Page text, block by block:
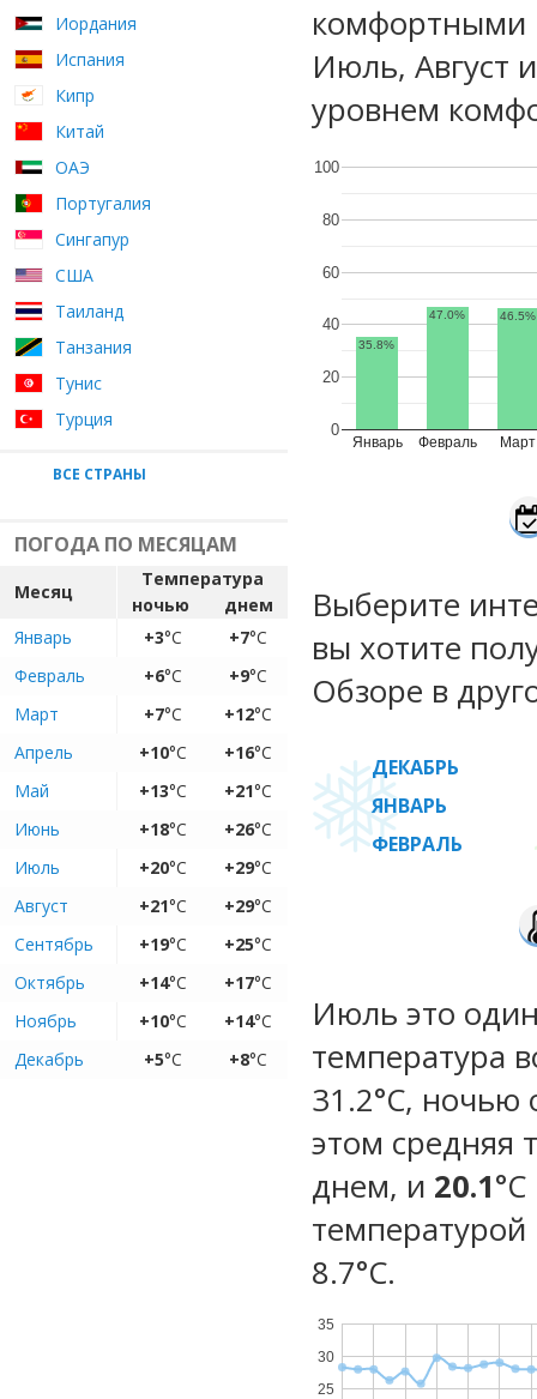
Иордания
Испания
Кипр
Китай
ОАЭ
Португалия
Сингапур
США
Таиланд
Танзания
Тунис
Турция
ВСЕ СТРАНЫ
ПОГОДА ПО МЕСЯЦАМ
Месяц
Температура
ночью
днем
Январь
+3°C +7°C
Февраль
+6°C +9°C
Март
+7°C +12°C
Апрель
+10°C +16°C
Май
+13°C +21°C
Июнь
+18°C +26°C
Июль
+20°C +29°C
Август
+21°C +29°C
Сентябрь
+19°C +25°C
Октябрь
+14°C +17°C
Ноябрь
+10°C +14°C
Декабрь
+5°C +8°C
комфортными
Июль, Август
уровнем
Январь Февраль Март
0
20
40
60
80
100
35.8%
47.0% 46.5%
Выберите
вы хотите
Обзоре в
ДЕКАБРЬ
ЯНВАРЬ
ФЕВРАЛЬ
Июль это
температура
31.2°C, ночью
этом средняя
днем, и 20.1
температурой
8.7°С.
25
30
35